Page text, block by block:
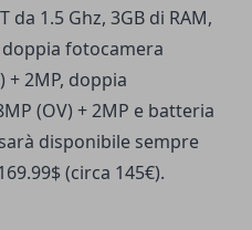
da 1.5 Ghz, 3GB di RAM,
fotocamera
+ 2MP, doppia
(OV) + 2MP e batteria
sarà disponibile sempre
(circa 145€).